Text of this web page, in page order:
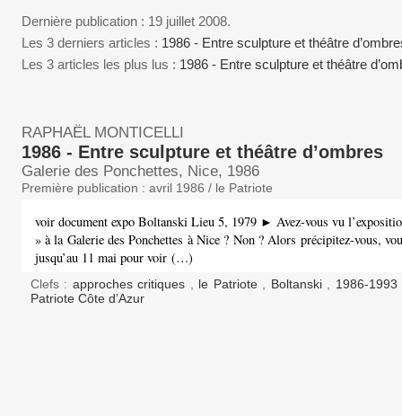
Dernière publication : 19 juillet 2008.
Les 3 derniers articles : 1986 - Entre sculpture et théâtre
Les 3 articles les plus lus : 1986 - Entre sculpture et théâtre
RAPHAËL MONTICELLI
1986 - Entre sculpture et théâtre d’ombres
Galerie des Ponchettes, Nice, 1986
Première publication : avril 1986 / le Patriote
voir document expo Boltanski Lieu 5, 1979 ► Avez-vous vu
» à la Galerie des Ponchettes à Nice ? Non ? Alors précipitez-vous,
jusqu’au 11 mai pour voir (…)
Clefs : approches critiques , le Patriote , Boltanski , 1986-1993
Patriote Côte d’Azur